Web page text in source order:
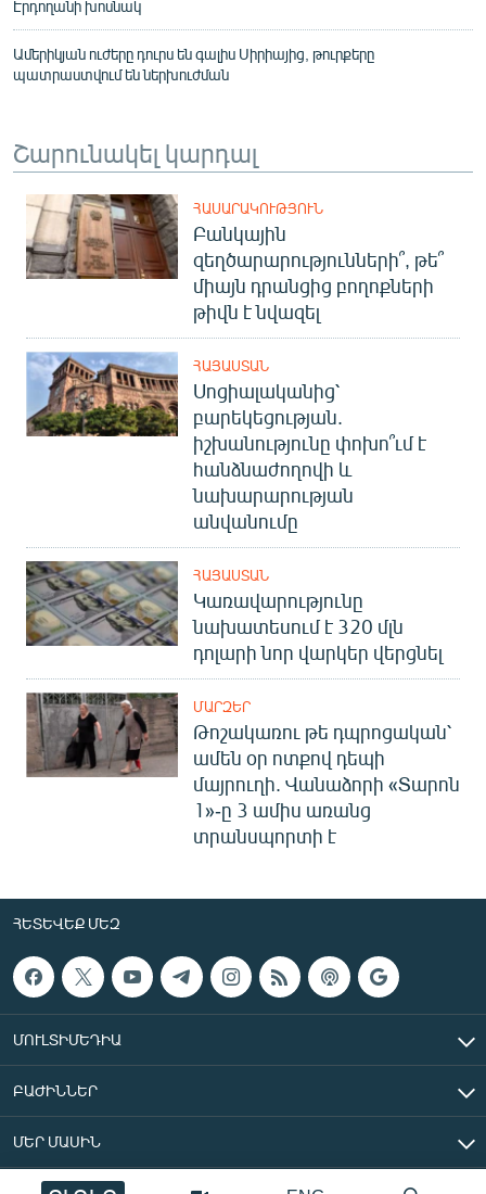
Էրդողանի խոսնակ
Ամերիկյան ուժերը դուրս են գալիս Սիրիայից, թուրքերը
պատրաստվում են ներխուժման
Շարունակել կարդալ
ՀԱՍԱՐԱԿՈՒԹՅՈՒՆ
Բանկային
զեղծարարությունների՞, թե՞
միայն դրանցից բողոքների
թիվն է նվազել
ՀԱՅԱՍՏԱՆ
Սոցիալականից՝
բարեկեցության.
իշխանությունը փոխո՞ւմ է
հանձնաժողովի և
նախարարության
անվանումը
ՀԱՅԱՍՏԱՆ
Կառավարությունը
նախատեսում է 320 մլն
դոլարի նոր վարկեր վերցնել
ՄԱՐԶԵՐ
Թոշակառու թե դպրոցական՝
ամեն օր ոտքով դեպի
մայրուղի. Վանաձորի «Տարոն
1»-ը 3 ամիս առանց
տրանսպորտի է
ՀԵՏԵՎԵՔ ՄԵԶ
ՄՈՒԼՏԻՄԵԴԻԱ
ԲԱԺԻՆՆԵՐ
ՄԵՐ ՄԱՍԻՆ